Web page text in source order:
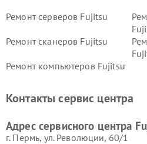
Ремонт серверов Fujitsu
Ремонт сканеров Fujitsu
Ремонт компьютеров Fujitsu
Контакты сервис центра
Адрес сервисного центра
г. Пермь, ул. ​Революции, 60/1